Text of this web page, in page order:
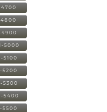
4700
4800
4900
5000
5100
5200
5300
5400
5500